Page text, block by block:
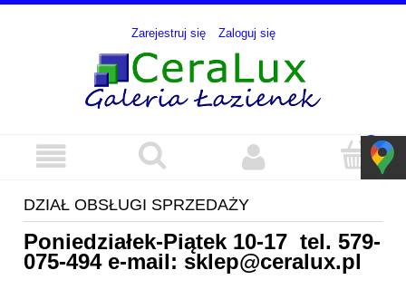
Zarejestruj się Zaloguj się
DZIAŁ OBSŁUGI SPRZEDAŻY
Poniedziałek-Piątek 10-17 tel. 579-
075-494e-mail: sklep@ceralux.pl